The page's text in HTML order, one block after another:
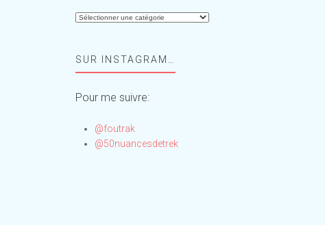
Aide-
!SUR INSTAGRAM…
Pour me suivre:
@foutrak
@50nuancesdetrek